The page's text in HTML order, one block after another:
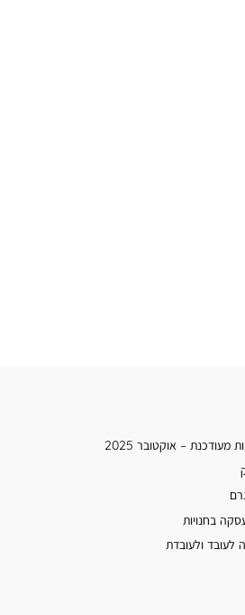
מעודכנת – אוקטובר 2025
בחנויות
לעובד ולעובדת